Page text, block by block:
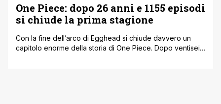
One Piece: dopo 26 anni e 1155 episodi
si chiude la prima stagione
Con la fine dell’arco di Egghead si chiude davvero un
capitolo enorme della storia di One Piece. Dopo ventisei